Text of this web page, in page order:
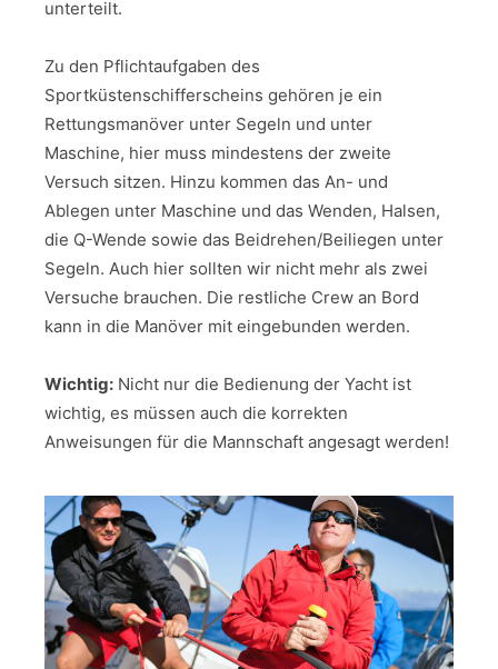
unterteilt.
Zu den Pflichtaufgaben des
Sportküstenschifferscheins gehören je ein
Rettungsmanöver unter Segeln und unter
Maschine, hier muss mindestens der zweite
Versuch sitzen. Hinzu kommen das An- und
Ablegen unter Maschine und das Wenden, Halsen,
die Q-Wende sowie das Beidrehen/Beiliegen unter
Segeln. Auch hier sollten wir nicht mehr als zwei
Versuche brauchen. Die restliche Crew an Bord
kann in die Manöver mit eingebunden werden.
Wichtig: Nicht nur die Bedienung der Yacht ist
wichtig, es müssen auch die korrekten
Anweisungen für die Mannschaft angesagt werden!